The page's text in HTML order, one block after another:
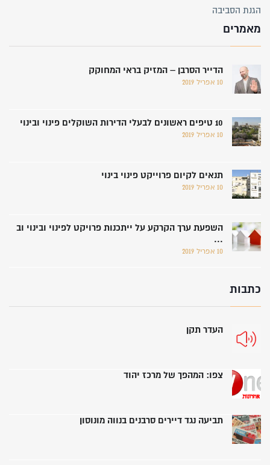
הגנת הסביבה
מאמרים
הדייר הסרבן – המזיק בראי המחוקק
10 אפריל 2019
10 טיפים ראשונים לבעלי הדירות השוקלים פינוי ובינוי
10 אפריל 2019
תנאים לקיום פרוייקט פינוי בינוי
10 אפריל 2019
השפעת ערך הקרקע על ייתכנות פרויקט לפינוי ובינוי וב
...
10 אפריל 2019
כתבות
העדר תקן
צפו: המהפך של מרכז יהוד
תביעה נגד דיירים סרבנים בנווה מונוסון